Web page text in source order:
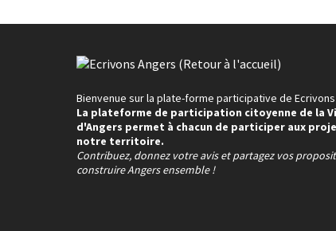
Bienvenue sur la plate-forme participative de
La plateforme de participation citoyenne de la
d'Angers permet à chacun de participer aux
notre territoire.
Contribuez, donnez votre avis et partagez vos
construire Angers ensemble !